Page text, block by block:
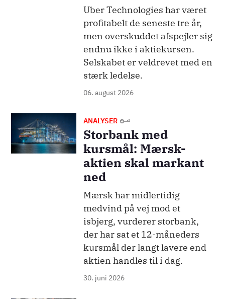
Uber Technologies har været
profitabelt de seneste tre år,
men overskuddet afspejler sig
endnu ikke i aktiekursen.
Selskabet er veldrevet med en
stærk ledelse.
06. august 2026
Billede ANALYSER
Storbank med
kursmål: Mærsk-
aktien skal markant
ned
Mærsk har midlertidig
medvind på vej mod et
isbjerg, vurderer storbank,
der har sat et 12-måneders
kursmål der langt lavere end
aktien handles til i dag.
30. juni 2026